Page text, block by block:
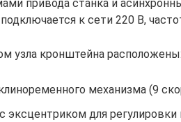
привода станка и
к сети 220 В,
узла кронштейна расположены:
механизма (9
эксцентриком для регулировки